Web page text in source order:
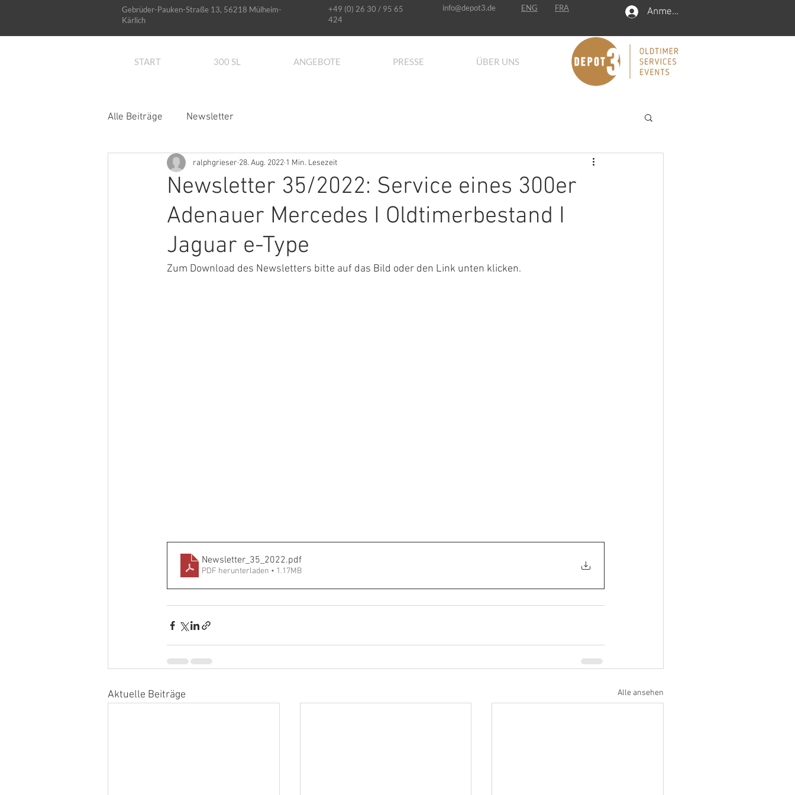
Gebrüder-Pauken-Straße 13, 56218 Mülheim-
Kärlich
+49 (0) 26 30 / 95 65
424
info@depot3.de ENG FRA Anmelden
START 300 SL ANGEBOTE PRESSE ÜBER UNS
Alle Beiträge Newsletter
Newsletter 35/2022: Service eines 300er
Adenauer Mercedes I Oldtimerbestand I
Jaguar e-Type
ralphgrieser 28. Aug. 2022 1 Min. Lesezeit
Zum Download des Newsletters bitte auf das Bild oder den Link unten klicken.
Newsletter_35_2022.pdf
PDF herunterladen • 1.17MB
Aktuelle Beiträge Alle ansehen